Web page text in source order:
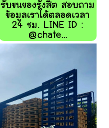
รับขนของรังสิต สอบถาม
ข้อมูลเราได้ตลอดเวลา
24 ชม. LINE ID :
@chate...